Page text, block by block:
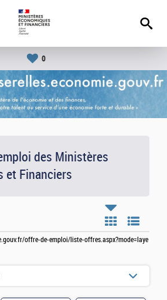
0
des Ministères
et Financiers
offre-de-emploi/liste-offres.aspx?mode=laye